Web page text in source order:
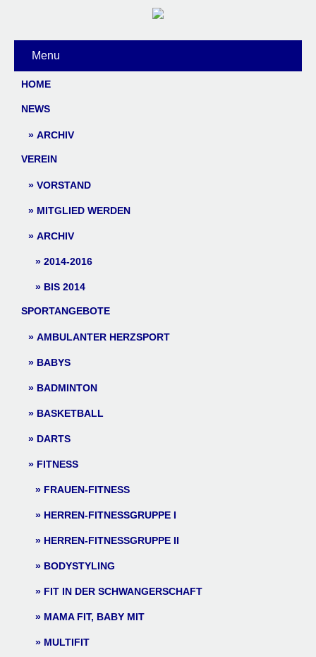
Menu
HOME
NEWS
ARCHIV
VEREIN
VORSTAND
MITGLIED WERDEN
ARCHIV
2014-2016
BIS 2014
SPORTANGEBOTE
AMBULANTER HERZSPORT
BABYS
BADMINTON
BASKETBALL
DARTS
FITNESS
FRAUEN-FITNESS
HERREN-FITNESSGRUPPE I
HERREN-FITNESSGRUPPE II
BODYSTYLING
FIT IN DER SCHWANGERSCHAFT
MAMA FIT, BABY MIT
MULTIFIT